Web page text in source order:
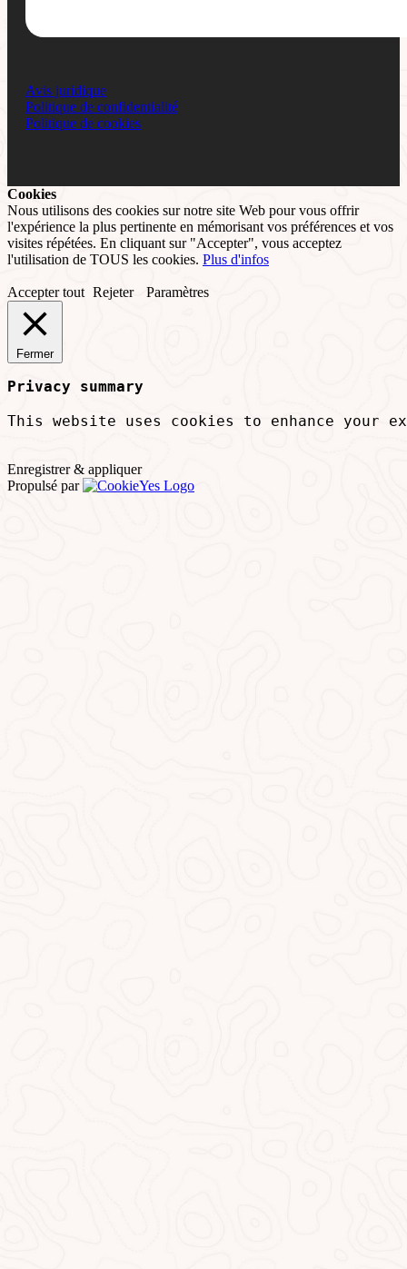
Avis juridique
Politique de confidentialité
Politique de cookies
Cookies
Nous utilisons des cookies sur notre site Web pour vous offrir
l'expérience la plus pertinente en mémorisant vos préférences et vos
visites répétées. En cliquant sur "Accepter", vous acceptez
l'utilisation de TOUS les cookies. Plus d'infos
Accepter tout Rejeter Paramètres
Fermer
Privacy summary
This website uses cookies to enhance
Enregistrer & appliquer
Propulsé par